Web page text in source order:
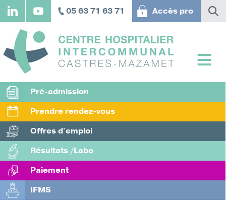
Aller
principal
05 63 71 63 71 Accès pro
Pré-admission
Prendre rendez-vous
Offres d'emploi
Résultats /Labo
Paiement
IFMS